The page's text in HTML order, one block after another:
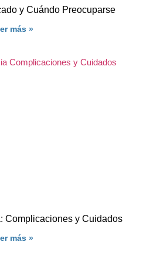
y Cuándo Preocuparse
más »
Complicaciones y Cuidados
más »